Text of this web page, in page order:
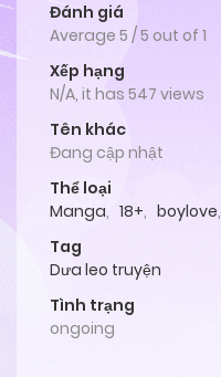
Đánh giá
Average 5 /5 out of 1
Xếp hạng
N/A, it has 547 views
Tên khác
Đang cập nhật
Thể loại
Manga, 18+, boylove,
Tag
Dưa leo truyện
Tình trạng
ongoing